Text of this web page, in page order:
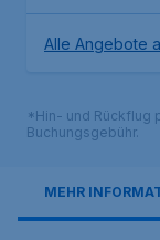
Alle Angebote
*Hin- und Rückflug
Buchungsgebühr.
MEHR